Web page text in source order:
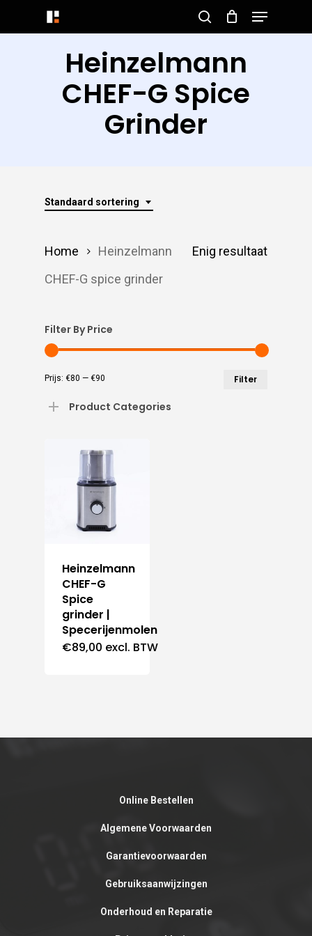
to
search
Menu
Heinzelmann
CHEF-G Spice
Grinder
Standaard sortering
Enig resultaat
Home
Heinzelmann
CHEF-G spice grinder
Filter By Price
Filter
Prijs: €80 — €90
Product Categories
Heinzelmann
CHEF-G
Spice
grinder |
Specerijenmolen
€89,00 excl. BTW
Online Bestellen
Algemene Voorwaarden
Garantievoorwaarden
Gebruiksaanwijzingen
Onderhoud en Reparatie